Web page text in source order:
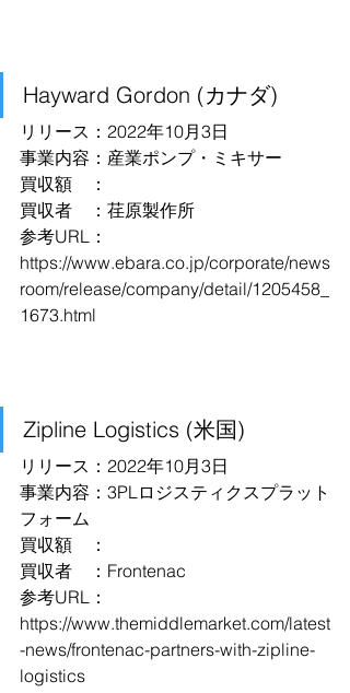
Hayward Gordon (カナダ)
リリース：2022年10月3日
事業内容：産業ポンプ・ミキサー
買収額　：
買収者　：荏原製作所
参考URL：
https://www.ebara.co.jp/corporate/news
room/release/company/detail/1205458_
1673.html
Zipline Logistics (米国)
リリース：2022年10月3日
事業内容：3PLロジスティクスプラット
フォーム
買収額　：
買収者　：Frontenac
参考URL：
https://www.themiddlemarket.com/latest
-news/frontenac-partners-with-zipline-
logistics